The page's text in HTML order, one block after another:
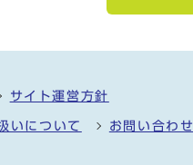
サイト運営方針
いについて お問い合わせ